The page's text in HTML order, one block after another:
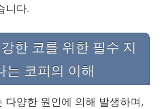
니다.
한 코를 위한 필수 지
는 코피의 이해
다양한 원인에 의해 발생하며,